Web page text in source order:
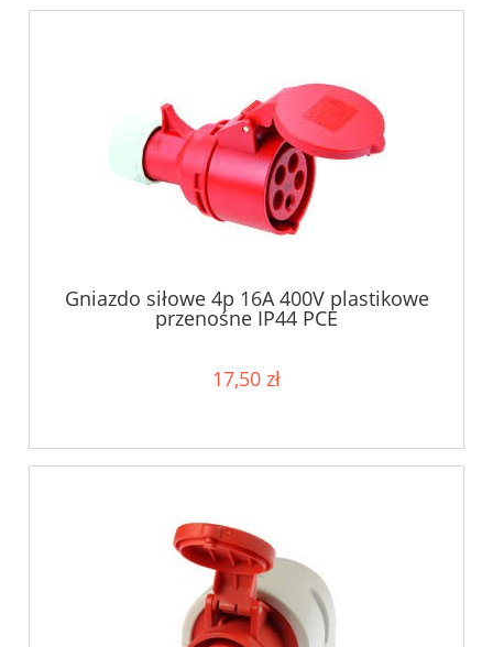
Gniazdo siłowe 4p 16A 400V plastikowe
przenośne IP44 PCE
17,50 zł